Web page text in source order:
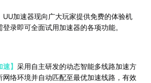
UU加速器现向广大玩家提供免费的体验机
录即可全面试用加速器的各项功能。
】 采用自主研发的动态智能多线路加速方
网络环境并自动匹配至最优加速线路，有效